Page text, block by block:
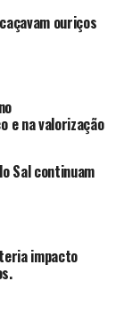
ouriços
e na valorização
Sal continuam
impacto